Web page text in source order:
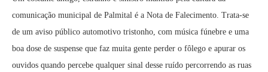
comunicação municipal de Palmital é a Nota de Falecimento. Trata-se
de um aviso público automotivo tristonho, com música fúnebre e uma
boa dose de suspense que faz muita gente perder o fôlego e apurar os
ouvidos quando percebe qualquer sinal desse ruído percorrendo as ruas